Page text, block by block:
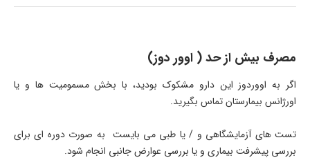
مصرف بیش از حد ( اوور دوز)
اگر به اووردوز این دارو مشکوک بودید، با بخش مسمومیت ها و یا
اورژانس بیمارستان تماس بگیرید.
تست های آزمایشگاهی و / یا طبی می بایست به صورت دوره ای برای
بررسی پیشرفت بیماری و یا بررسی عوارض جانبی انجام شود.